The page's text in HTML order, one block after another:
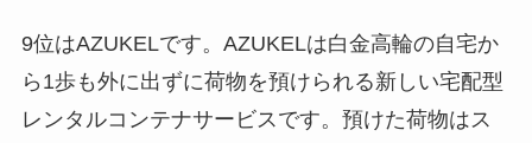
9位はAZUKELです。AZUKELは白金高輪の自宅か
ら1歩も外に出ずに荷物を預けられる新しい宅配型
レンタルコンテナサービスです。預けた荷物はス